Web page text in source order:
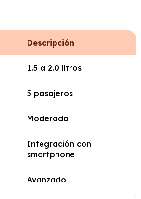
Descripción
1.5 a 2.0 litros
5 pasajeros
Moderado
Integración con
smartphone
Avanzado